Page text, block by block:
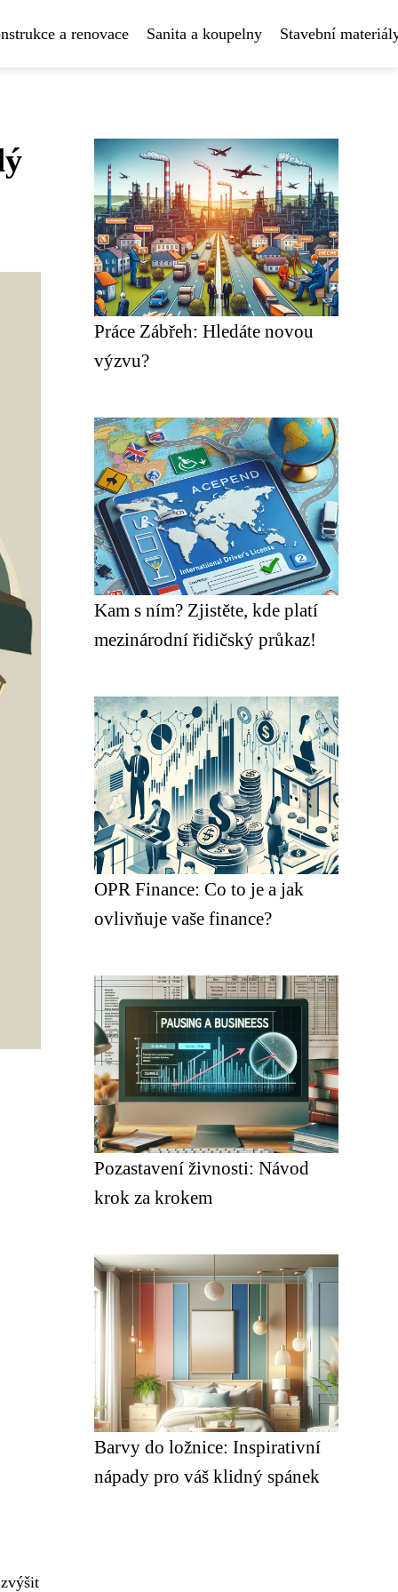
a renovace Sanita a koupelny Stavební
Práce Zábřeh: Hledáte novou
výzvu?
Kam s ním? Zjistěte, kde platí
mezinárodní řidičský průkaz!
OPR Finance: Co to je a jak
ovlivňuje vaše finance?
Pozastavení živnosti: Návod
krok za krokem
Barvy do ložnice: Inspirativní
nápady pro váš klidný spánek